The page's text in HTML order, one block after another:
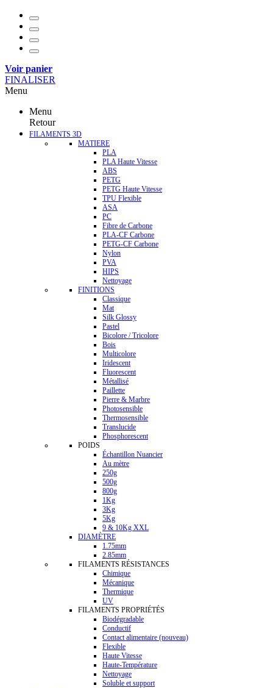
Voir panier
FINALISER
Menu
Menu
Retour
FILAMENTS 3D
MATIERE
PLA
PLA Haute Vitesse
ABS
PETG
PETG Haute Vitesse
TPU Flexible
ASA
PC
Fibre de Carbone
PLA-CF Carbone
PETG-CF Carbone
Nylon
PVA
HIPS
Nettoyage
FINITIONS
Classique
Mat
Silk Glossy
Pastel
Bicolore / Tricolore
Bois
Multicolore
Iridescent
Fluorescent
Métallisé
Paillette
Pierre & Marbre
Photosensible
Thermosensible
Translucide
Phosphorescent
POIDS
Échantillon Nuancier
Au mètre
250g
500g
800g
1Kg
3Kg
5Kg
9 & 10Kg XXL
DIAMÈTRE
1.75mm
2.85mm
FILAMENTS RÉSISTANCES
Chimique
Mécanique
Thermique
UV
FILAMENTS PROPRIÉTÉS
Biodégradable
Conductif
Contact alimentaire (nouveau)
Flexible
Haute Vitesse
Haute-Température
Nettoyage
Soluble et support